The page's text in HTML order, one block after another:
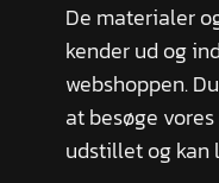
De materialer
kender ud og
webshoppen.
at besøge
udstillet og kan